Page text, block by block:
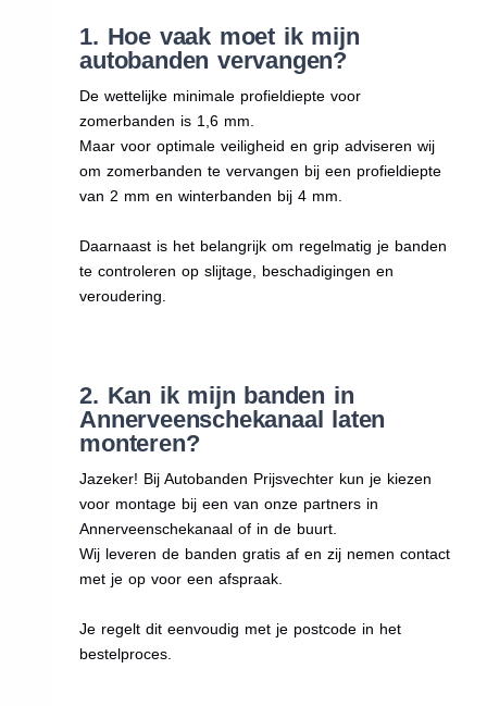
1. Hoe vaak moet ik mijn
autobanden vervangen?
De wettelijke minimale profieldiepte voor
zomerbanden is 1,6 mm.
Maar voor optimale veiligheid en grip adviseren wij
om zomerbanden te vervangen bij een profieldiepte
van 2 mm en winterbanden bij 4 mm.
Daarnaast is het belangrijk om regelmatig je banden
te controleren op slijtage, beschadigingen en
veroudering.
2. Kan ik mijn banden in
Annerveenschekanaal laten
monteren?
Jazeker! Bij Autobanden Prijsvechter kun je kiezen
voor montage bij een van onze partners in
Annerveenschekanaal of in de buurt.
Wij leveren de banden gratis af en zij nemen contact
met je op voor een afspraak.
Je regelt dit eenvoudig met je postcode in het
bestelproces.